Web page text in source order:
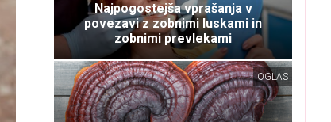
Najpogostejša vprašanja v
povezavi z zobnimi luskami in
zobnimi prevlekami
OGLAS